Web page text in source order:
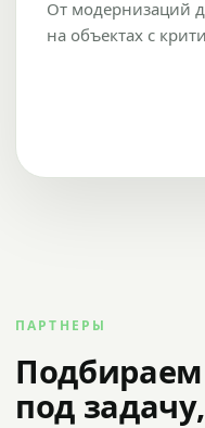
От модернизаций
на объектах с
ПАРТНЕРЫ
под